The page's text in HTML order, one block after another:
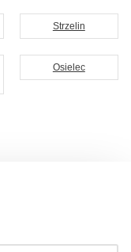
Strzelin
Osielec